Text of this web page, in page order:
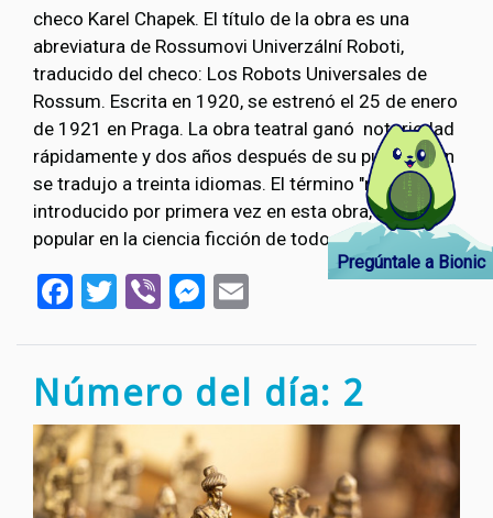
checo Karel Chapek. El título de la obra es una
abreviatura de Rossumovi Univerzální Roboti,
traducido del checo: Los Robots Universales de
Rossum. Escrita en 1920, se estrenó el 25 de enero
de 1921 en Praga. La obra teatral ganó notoriedad
rápidamente y dos años después de su publicación
se tradujo a treinta idiomas. El término "robot",
introducido por primera vez en esta obra, se hizo
popular en la ciencia ficción de todo el mundo.
Facebook
Twitter
ViberMessenger
Email
Número del día: 2
Pregúntale a Bionic